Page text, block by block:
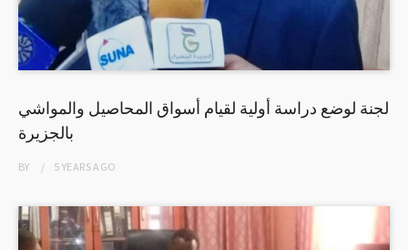
لجنة لوضع دراسة أولية لقيام أسواق المحاصيل والمواشي
بالجزيرة
BY 5 YEARSAGO